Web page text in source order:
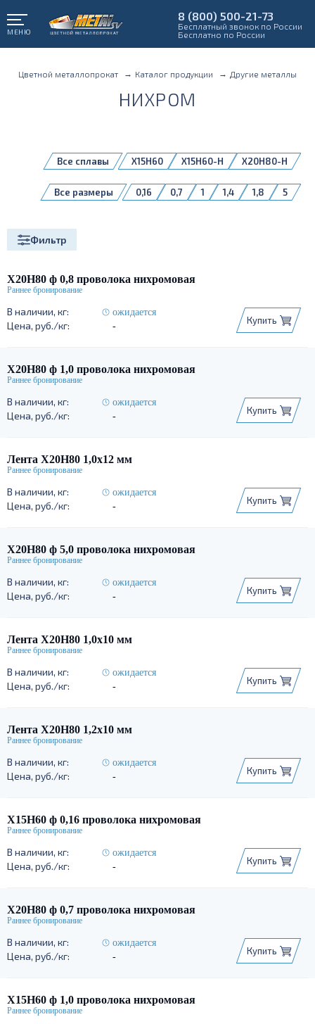
МЕНЮ
8 (800) 500-21-73
Бесплатный звонок по России
Бесплатно по России
Цветной металлопрокат Каталог продукции Другие металлы
НИХРОМ
Х15Н60 Х15Н60-Н Х20Н80-Н
Все сплавы
0,16 0,7 1 1,4 1,8 5
Все размеры
Фильтр
Х20Н80 ф 0,8 проволока нихромовая
ожидается
-
Купить
Х20Н80 ф 1,0 проволока нихромовая
ожидается
-
Купить
Лента Х20Н80 1,0х12 мм
ожидается
-
Купить
Х20Н80 ф 5,0 проволока нихромовая
ожидается
-
Купить
Лента Х20Н80 1,0х10 мм
ожидается
-
Купить
Лента Х20Н80 1,2х10 мм
ожидается
-
Купить
Х15Н60 ф 0,16 проволока нихромовая
ожидается
-
Купить
Х20Н80 ф 0,7 проволока нихромовая
ожидается
-
Купить
Х15Н60 ф 1,0 проволока нихромовая